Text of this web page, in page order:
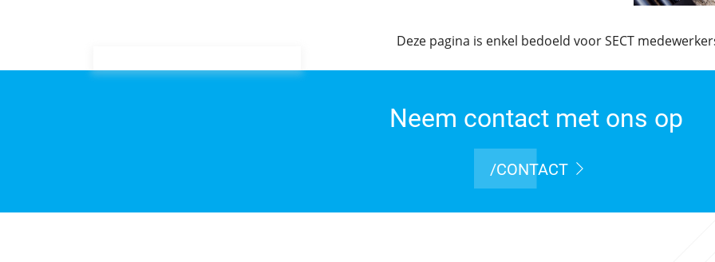
Deze pagina is enkel bedoeld voor SECT
Neem contact met ons op
/CONTACT